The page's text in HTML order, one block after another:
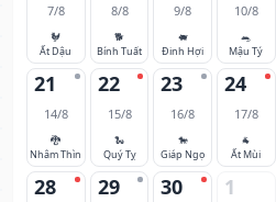
7/8
🐓
Ất Dậu
8/8
🐕
Bính Tuất
9/8
🐖
Đinh Hợi
10/8
🐀
Mậu Tý
21
14/8
🐉
Nhâm Thìn
22
15/8
🐍
Quý Tỵ
23
16/8
🐎
Giáp Ngọ
24
17/8
🐐
Ất Mùi
28 29 30 1